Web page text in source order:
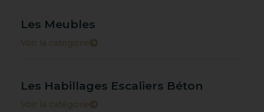
Les Meubles
Voir la catégorie
Les Habillages Escaliers Béton
Voir la catégorie